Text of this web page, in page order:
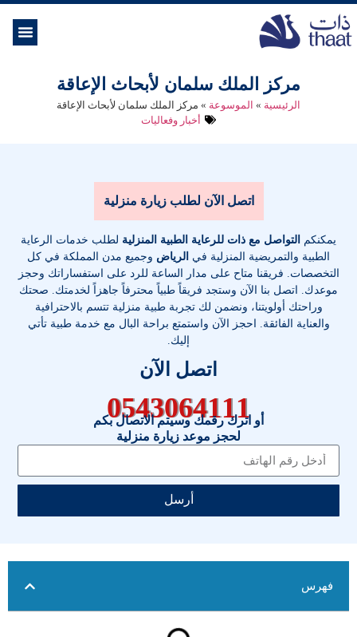
مركز الملك سلمان لأبحاث الإعاقة
الرئيسية » الموسوعة » مركز الملك سلمان لأبحاث الإعاقة
أخبار وفعاليات
اتصل الآن لطلب زيارة منزلية
يمكنكم التواصل مع ذات للرعاية الطبية المنزلية لطلب خدمات الرعاية
الطبية والتمريضية المنزلية في الرياض وجميع مدن المملكة في كل
التخصصات . فريقنا متاح على مدار الساعة للرد على استفساراتك وحجز
موعدك. اتصل بنا الآن وستجد فريقاً طبياً محترفاً جاهزاً لخدمتك. صحتك
وراحتك أولويتنا، ونضمن لك تجربة طبية منزلية تتسم بالاحترافية
والعناية الفائقة. احجز الآن واستمتع براحة البال مع خدمة طبية تأتي
إليك.
اتصل الآن
0543064111
أو اترك رقمك وسيتم الاتصال بكم
لحجز موعد زيارة منزلية
أرسل
فهرس